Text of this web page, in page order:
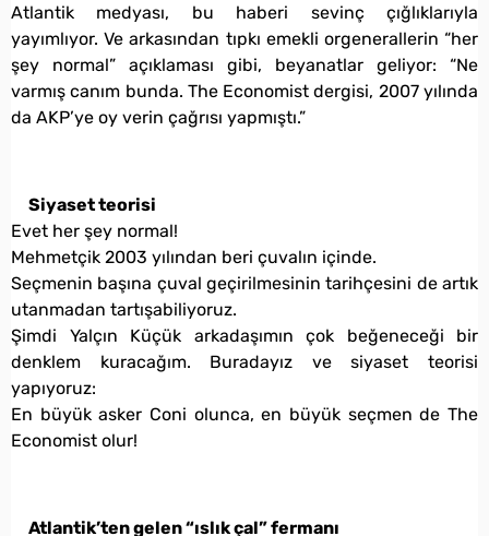
Atlantik medyası, bu haberi sevinç çığlıklarıyla
yayımlıyor. Ve arkasından tıpkı emekli orgenerallerin “her
şey normal” açıklaması gibi, beyanatlar geliyor: “Ne
varmış canım bunda. The Economist dergisi, 2007 yılında
da AKP’ye oy verin çağrısı yapmıştı.”
Siyaset teorisi
Evet her şey normal!
Mehmetçik 2003 yılından beri çuvalın içinde.
Seçmenin başına çuval geçirilmesinin tarihçesini de artık
utanmadan tartışabiliyoruz.
Şimdi Yalçın Küçük arkadaşımın çok beğeneceği bir
denklem kuracağım. Buradayız ve siyaset teorisi
yapıyoruz:
En büyük asker Coni olunca, en büyük seçmen de The
Economist olur!
Atlantik’ten gelen “ıslık çal” fermanı